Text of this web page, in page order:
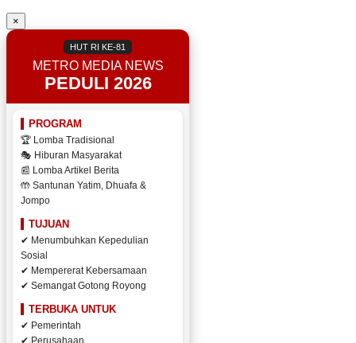
×
HUT RI KE-81
METRO MEDIA NEWS
PEDULI 2026
PROGRAM
🏆 Lomba Tradisional
🎭 Hiburan Masyarakat
📰 Lomba Artikel Berita
🤲 Santunan Yatim, Dhuafa &
Jompo
TUJUAN
✔ Menumbuhkan Kepedulian
Sosial
✔ Mempererat Kebersamaan
✔ Semangat Gotong Royong
TERBUKA UNTUK
✔ Pemerintah
✔ Perusahaan